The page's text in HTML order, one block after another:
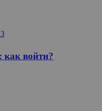
как войти?